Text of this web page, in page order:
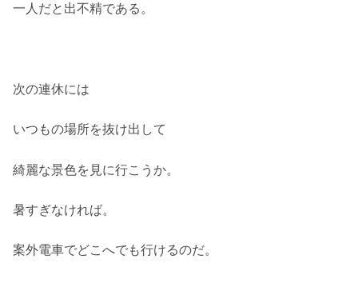
一人だと出不精である。
次の連休には
いつもの場所を抜け出して
綺麗な景色を見に行こうか。
暑すぎなければ。
案外電車でどこへでも行けるのだ。